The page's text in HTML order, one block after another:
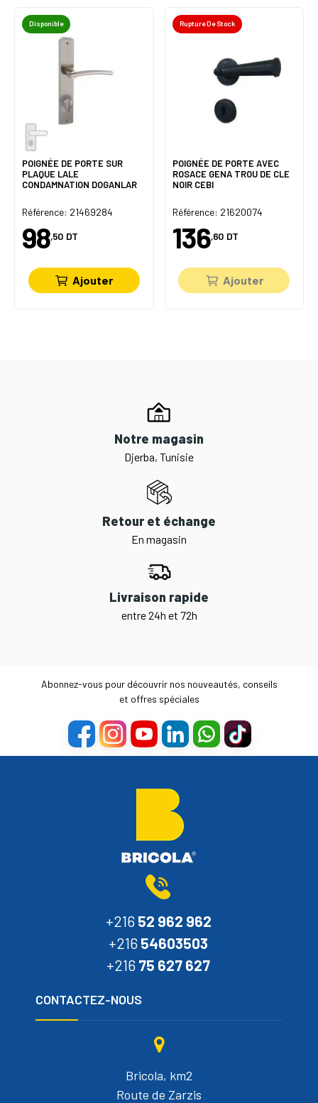
Disponible
POIGNÉE DE PORTE SUR
PLAQUE LALE
CONDAMNATION DOGANLAR
Référence: 21469284
98,50 DT
Ajouter
Rupture De Stock
POIGNÉE DE PORTE AVEC
ROSACE GENA TROU DE CLE
NOIR CEBI
Référence: 21620074
136,60 DT
Ajouter
Notre magasin
Djerba, Tunisie
Retour et échange
En magasin
Livraison rapide
entre 24h et 72h
Abonnez-vous pour découvrir nos nouveautés, conseils
et offres spéciales
+216 52 962 962
+216 54603503
+216 75 627 627
CONTACTEZ-NOUS
Bricola, km2
Route de Zarzis